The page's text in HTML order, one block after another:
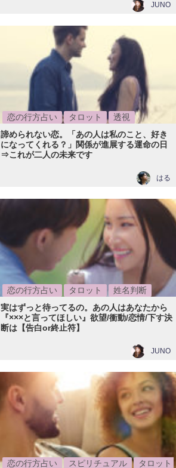
JUNO
恋の行方占い タロット
透視
諦められない恋。「あの人は私のこと、好き
になってくれる？」関係が進展する運命の日
⇒これが二人の未来です
はる
恋の行方占い タロット
姓名判断
実はずっと待ってるの。あの人はあなたから
『×××と言ってほしい』欲望/衝動/恋情/下す決
断は【告白or終止符】
JUNO
恋の行方占い スピリチュアル
タロット